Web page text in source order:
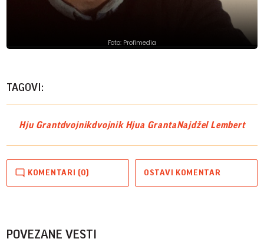
Foto: Profimedia
TAGOVI:
Hju Grantdvojnikdvojnik Hjua GrantaNajdžel Lembert
KOMENTARI (0) OSTAVI KOMENTAR
POVEZANE VESTI